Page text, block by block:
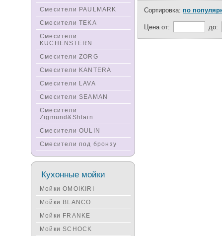
Сортировка: по
Цена от: до:
Смесители PAULMARK
Смесители TEKA
Смесители
KUCHENSTERN
Смесители ZORG
Смесители KANTERA
Смесители LAVA
Смесители SEAMAN
Смесители
Zigmund&Shtain
Смесители OULIN
Смесители под бронзу
Кухонные мойки
Мойки OMOIKIRI
Мойки BLANCO
Мойки FRANKE
Мойки SCHOCK